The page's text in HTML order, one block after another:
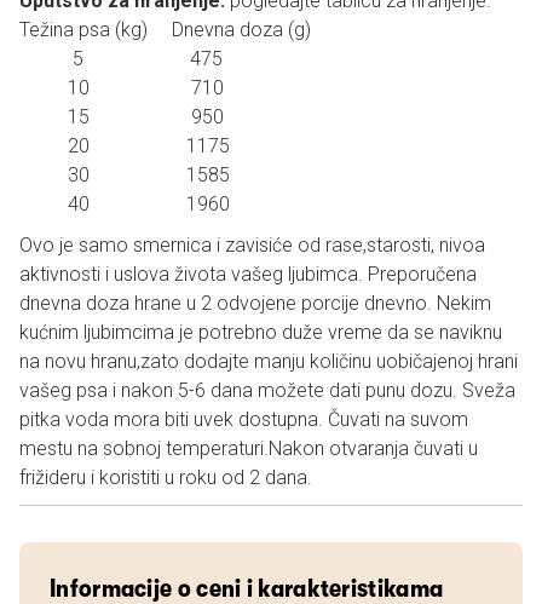
Težina psa (kg) Dnevna doza (g)
5 475
10 710
15 950
20 1175
30 1585
40 1960
Ovo je samo smernica i zavisiće od rase,starosti, nivoa
aktivnosti i uslova života vašeg ljubimca. Preporučena
dnevna doza hrane u 2 odvojene porcije dnevno. Nekim
kućnim ljubimcima je potrebno duže vreme da se naviknu
na novu hranu,zato dodajte manju količinu uobičajenoj hrani
vašeg psa i nakon 5-6 dana možete dati punu dozu. Sveža
pitka voda mora biti uvek dostupna. Čuvati na suvom
mestu na sobnoj temperaturi.Nakon otvaranja čuvati u
frižideru i koristiti u roku od 2 dana.
Informacije o ceni i karakteristikama